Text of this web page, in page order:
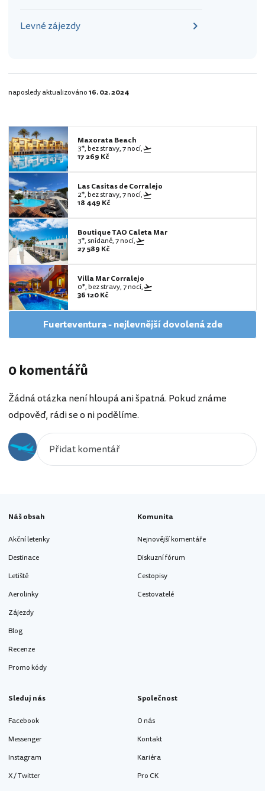
Levné zájezdy
naposledy aktualizováno16. 02. 2024
Maxorata Beach
3*, bez stravy, 7 nocí,
17 269 Kč
Las Casitas de Corralejo
2*, bez stravy, 7 nocí,
18 449 Kč
Boutique TAO Caleta Mar
3*, snídaně, 7 nocí,
27 589 Kč
Villa Mar Corralejo
0*, bez stravy, 7 nocí,
36 120 Kč
Fuerteventura - nejlevnější dovolená zde
0 komentářů
Žádná otázka není hloupá ani špatná. Pokud známe
odpověď, rádi se o ni podělíme.
Náš obsah
Akční letenky
Destinace
Letiště
Aerolinky
Zájezdy
Blog
Recenze
Promo kódy
Komunita
Nejnovější komentáře
Diskuzní fórum
Cestopisy
Cestovatelé
Sleduj nás
Facebook
Messenger
Instagram
X / Twitter
Společnost
O nás
Kontakt
Kariéra
Pro CK